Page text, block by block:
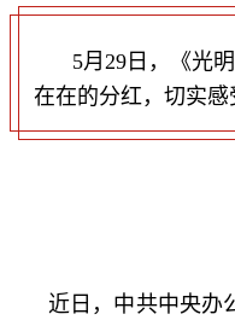
5月29日，《光
在在的分红，切实感
近日，中共中央办